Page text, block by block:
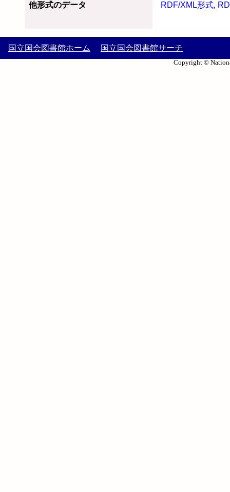
他形式のデータ RDF/XML形式,
国立国会図書館ホーム 国立国会図書館サーチ
Copyright ©